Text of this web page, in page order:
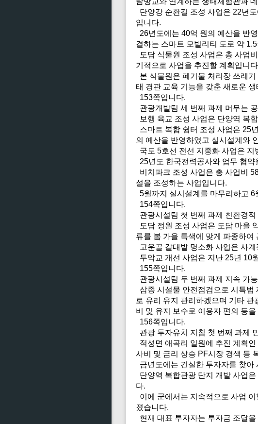
단양강 순환길 조성 사업은 22년
입니다.
26년도에는 40억 원의 예산을 반
결하는 스마트 모빌리티 도로 약
도담 식물원 조성 사업은 총 사업
기적으로 사업을 추진할 계획입니
본 식물원은 폐기물 처리장 쓰레
태 경관 교육 기능을 갖춘 새로운
153쪽입니다.
관광개발팀 세 번째 과제 머무는
보행 육교 조성 사업은 단양역 복
스마트 복합 쉼터 조성 사업은 25
의 예산을 반영하였고 실시설계와
국도 5호선 전선 지중화 사업은
25년도 한국전력공사와 업무 협
비치파크 조성 사업은 총 사업비
설을 조성하는 사업입니다.
5월까지 실시설계를 마무리하고
154쪽입니다.
관광시설팀 첫 번째 과제 친환경
도담 정원 조성 사업은 도담 마을
류를 봄 가을 특색에 맞게 파종하
고운골 갈대밭 명소화 사업은 사
두악교 개선 사업은 지난 25년 10
155쪽입니다.
관광시설팀 두 번째 과제 지속 가
삼종 시설물 안전점검으로 시특법
로 유리 유지 관리하겠으며 기타
비 및 유지 보수로 이용자 편의 등
156쪽입니다.
관광 투자유치 지침 첫 번째 과제
적성면 애곡리 일원에 추진 계획
사비 및 금리 상승 PF시장 경색 등
금년도에는 건실한 투자자를 찾아
단양역 복합관광 단지 개발 사업
다.
이에 군에서는 지속적으로 사업
졌습니다.
현재 대표 투자자는 투자금 조달